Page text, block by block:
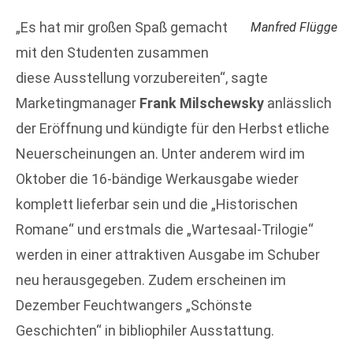
Manfred Flügge
„Es hat mir großen Spaß gemacht
mit den Studenten zusammen
diese Ausstellung vorzubereiten“, sagte
Marketingmanager Frank Milschewsky anlässlich
der Eröffnung und kündigte für den Herbst etliche
Neuerscheinungen an. Unter anderem wird im
Oktober die 16-bändige Werkausgabe wieder
komplett lieferbar sein und die „Historischen
Romane“ und erstmals die „Wartesaal-Trilogie“
werden in einer attraktiven Ausgabe im Schuber
neu herausgegeben. Zudem erscheinen im
Dezember Feuchtwangers „Schönste
Geschichten“ in bibliophiler Ausstattung.